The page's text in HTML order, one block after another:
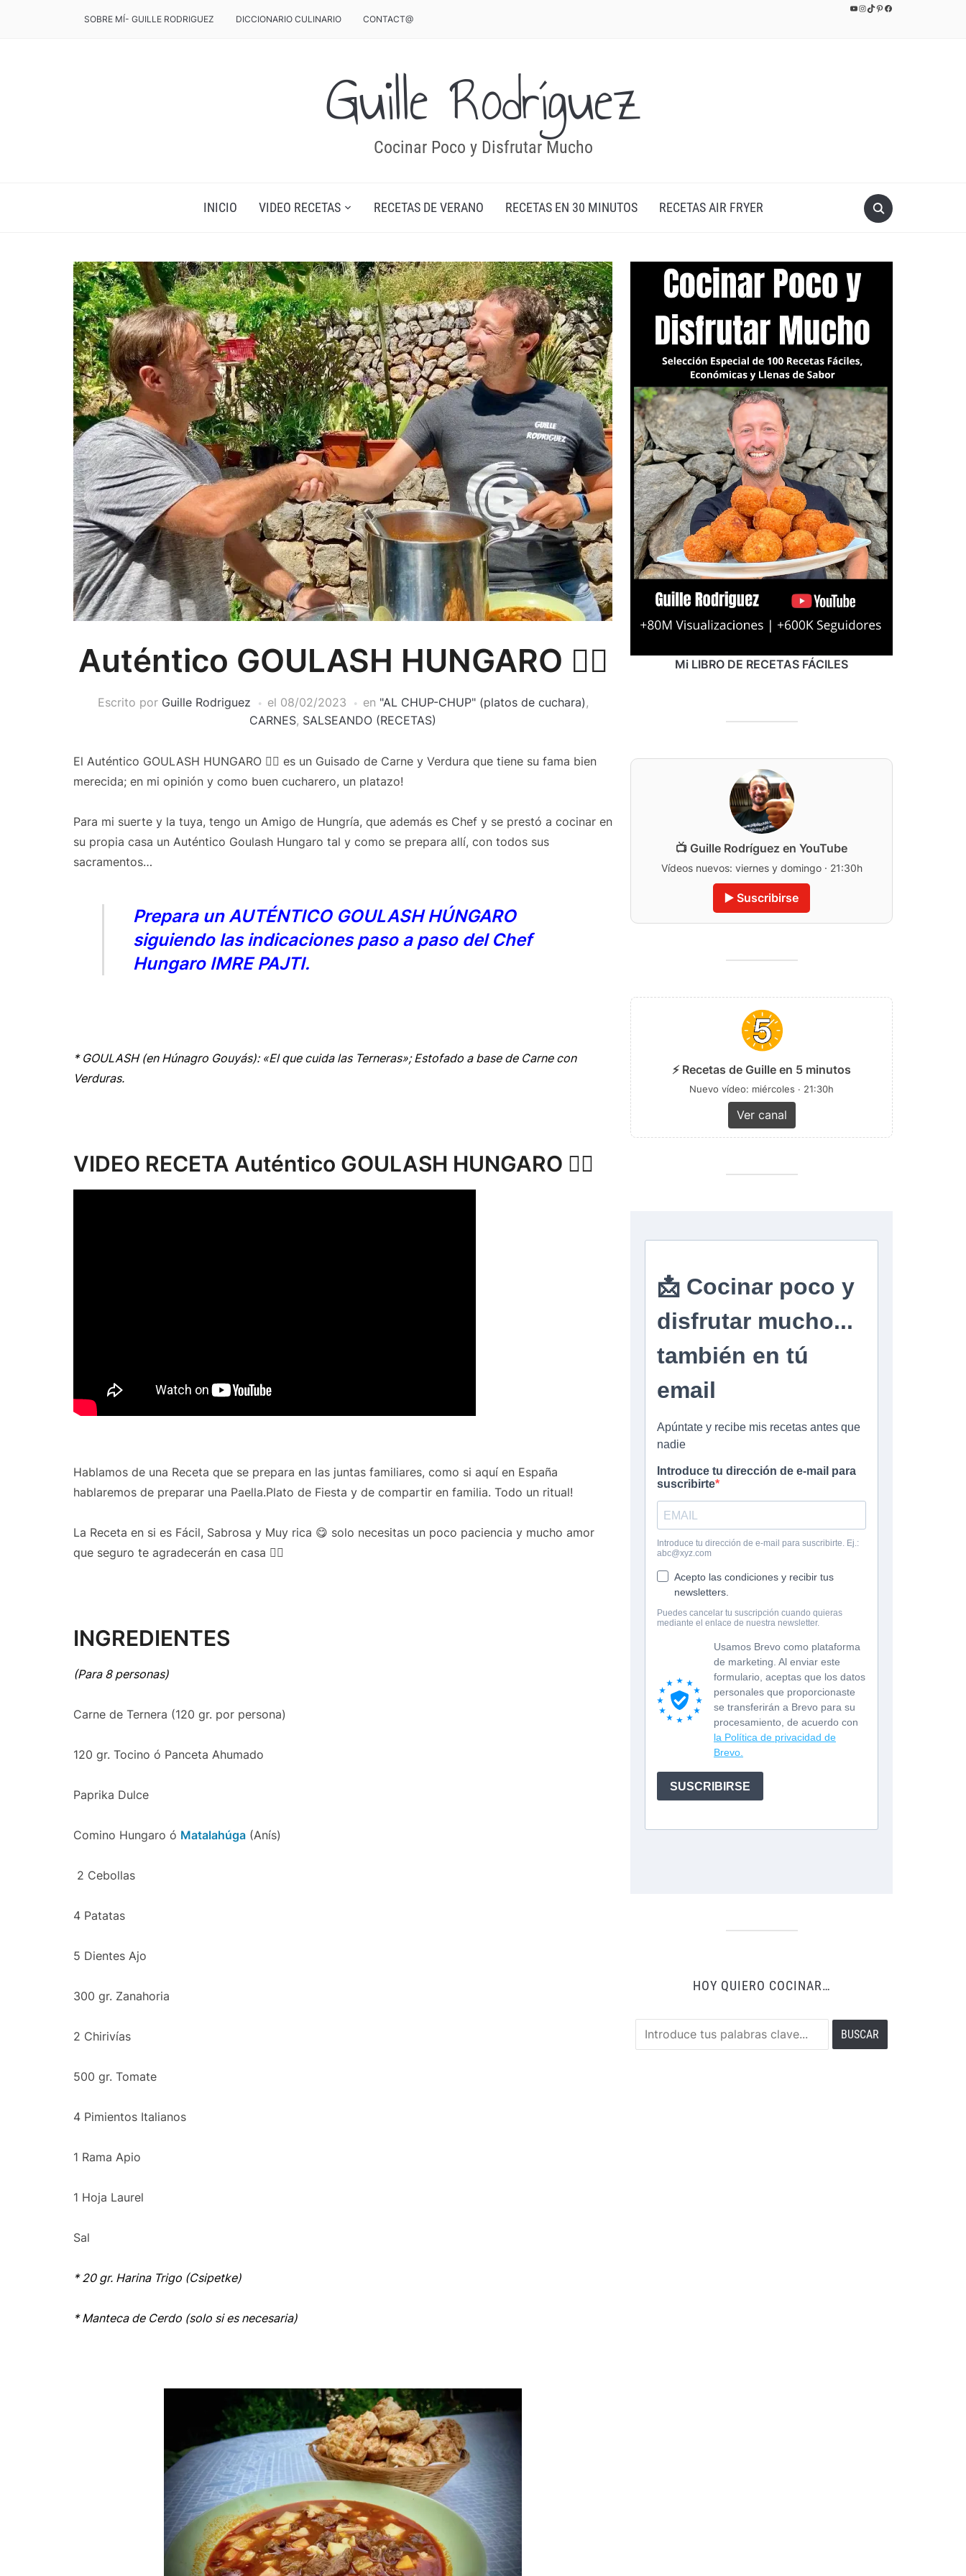
YouTube
Instagram
TikTok
Pinterest
Facebook
SOBRE MÍ- GUILLE RODRIGUEZ DICCIONARIO CULINARIO CONTACT@
Guille Rodríguez
Cocinar Poco y Disfrutar Mucho
INICIO VIDEO RECETAS RECETAS DE VERANO RECETAS EN 30 MINUTOS RECETAS AIR FRYER
Auténtico GOULASH HUNGARO 👍🏻
Escrito por Guille Rodriguez el 08/02/2023 en "AL CHUP-CHUP" (platos de cuchara),
CARNES, SALSEANDO (RECETAS)
El Auténtico GOULASH HUNGARO 👍🏻 es un Guisado de Carne y Verdura que tiene su fama bien
merecida; en mi opinión y como buen cucharero, un platazo!
Para mi suerte y la tuya, tengo un Amigo de Hungría, que además es Chef y se prestó a cocinar en
su propia casa un Auténtico Goulash Hungaro tal y como se prepara allí, con todos sus
sacramentos…
Prepara un AUTÉNTICO GOULASH HÚNGARO
siguiendo las indicaciones paso a paso del Chef
Hungaro IMRE PAJTI.
* GOULASH (en Húnagro Gouyás): «El que cuida las Terneras»; Estofado a base de Carne con
Verduras.
VIDEO RECETA Auténtico GOULASH HUNGARO 👍🏻
Hablamos de una Receta que se prepara en las juntas familiares, como si aquí en España
hablaremos de preparar una Paella.Plato de Fiesta y de compartir en familia. Todo un ritual!
La Receta en si es Fácil, Sabrosa y Muy rica 😋 solo necesitas un poco paciencia y mucho amor
que seguro te agradecerán en casa 👍🏻
INGREDIENTES
(Para 8 personas)
Carne de Ternera (120 gr. por persona)
120 gr. Tocino ó Panceta Ahumado
Paprika Dulce
Comino Hungaro ó Matalahúga (Anís)
2 Cebollas
4 Patatas
5 Dientes Ajo
300 gr. Zanahoria
2 Chirivías
500 gr. Tomate
4 Pimientos Italianos
1 Rama Apio
1 Hoja Laurel
Sal
* 20 gr. Harina Trigo (Csipetke)
* Manteca de Cerdo (solo si es necesaria)
Mi LIBRO DE RECETAS FÁCILES
📺 Guille Rodríguez en YouTube
Vídeos nuevos: viernes y domingo · 21:30h
▶️ Suscribirse
⚡ Recetas de Guille en 5 minutos
Nuevo vídeo: miércoles · 21:30h
Ver canal
HOY QUIERO COCINAR…